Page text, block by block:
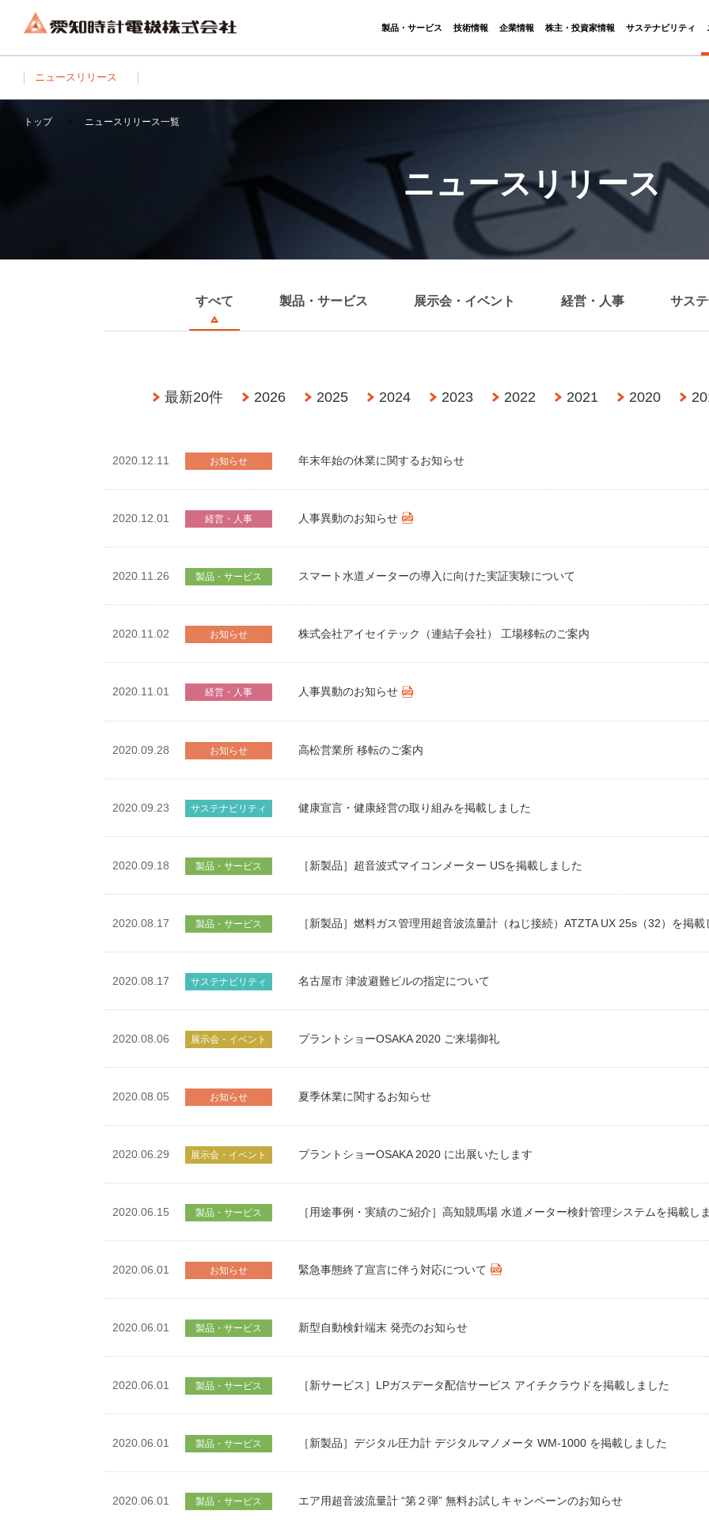
製品・サービス 技術情報 企業情報 株主・投資家情報 サステナビリティ
ニュースリリース
トップ ニュースリリース一覧
ニュースリリース
すべて 製品・サービス 展示会・イベント 経営・人事 サス
最新20件 2026 2025 2024 2023 2022 2021 2020
2020.12.11 お知らせ 年末年始の休業に関するお知らせ
2020.12.01 経営・人事 人事異動のお知らせ
2020.11.26 製品・サービス スマート水道メーターの導入に向けた実証実験について
2020.11.02 お知らせ 株式会社アイセイテック（連結子会社） 工場移転のご案内
2020.11.01 経営・人事 人事異動のお知らせ
2020.09.28 お知らせ 高松営業所 移転のご案内
2020.09.23 サステナビリティ 健康宣言・健康経営の取り組みを掲載しました
2020.09.18 製品・サービス ［新製品］超音波式マイコンメーター USを掲載しました
2020.08.17 製品・サービス ［新製品］燃料ガス管理用超音波流量計（ねじ接続）ATZTA UX 25s（32）を掲載
2020.08.17 サステナビリティ 名古屋市 津波避難ビルの指定について
2020.08.06 展示会・イベント プラントショーOSAKA 2020 ご来場御礼
2020.08.05 お知らせ 夏季休業に関するお知らせ
2020.06.29 展示会・イベント プラントショーOSAKA 2020 に出展いたします
2020.06.15 製品・サービス ［用途事例・実績のご紹介］高知競馬場 水道メーター検針管理システムを掲載し
2020.06.01 お知らせ 緊急事態終了宣言に伴う対応について
2020.06.01 製品・サービス 新型自動検針端末 発売のお知らせ
2020.06.01 製品・サービス ［新サービス］LPガスデータ配信サービス アイチクラウドを掲載しました
2020.06.01 製品・サービス ［新製品］デジタル圧力計 デジタルマノメータ WM-1000 を掲載しました
2020.06.01 製品・サービス エア用超音波流量計 “第２弾” 無料お試しキャンペーンのお知らせ